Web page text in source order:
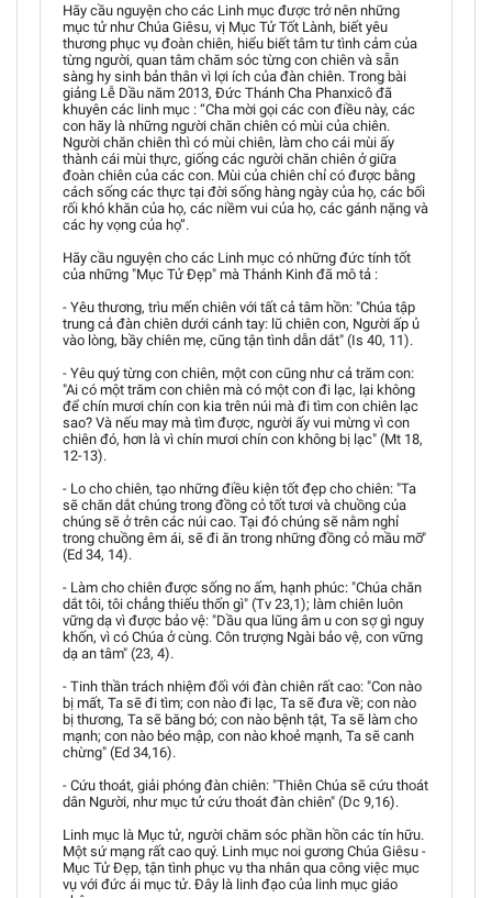
Hãy cầu nguyện cho các Linh mục được trở nên những
mục tử như Chúa Giêsu, vị Mục Tử Tốt Lành, biết yêu
thương phục vụ đoàn chiên, hiểu biết tâm tư tình cảm của
từng người, quan tâm chăm sóc từng con chiên và sẵn
sàng hy sinh bản thân vì lợi ích của đàn chiên. Trong bài
giảng Lễ Dầu năm 2013, Đức Thánh Cha Phanxicô đã
khuyên các linh mục : “Cha mời gọi các con điều này, các
con hãy là những người chăn chiên có mùi của chiên.
Người chăn chiên thì có mùi chiên, làm cho cái mùi ấy
thành cái mùi thực, giống các người chăn chiên ở giữa
đoàn chiên của các con. Mùi của chiên chỉ có được bằng
cách sống các thực tại đời sống hàng ngày của họ, các bối
rối khó khăn của họ, các niềm vui của họ, các gánh nặng và
các hy vọng của họ”.
Hãy cầu nguyện cho các Linh mục có những đức tính tốt
của những "Mục Tử Đẹp" mà Thánh Kinh đã mô tả :
- Yêu thương, trìu mến chiên với tất cả tâm hồn: "Chúa tập
trung cả đàn chiên dưới cánh tay: lũ chiên con, Người ấp ủ
vào lòng, bầy chiên mẹ, cũng tận tình dẫn dắt" (Is 40, 11).
- Yêu quý từng con chiên, một con cũng như cả trăm con:
"Ai có một trăm con chiên mà có một con đi lạc, lại không
để chín mươi chín con kia trên núi mà đi tìm con chiên lạc
sao? Và nếu may mà tìm được, người ấy vui mừng vì con
chiên đó, hơn là vì chín mươi chín con không bị lạc" (Mt 18,
12-13).
- Lo cho chiên, tạo những điều kiện tốt đẹp cho chiên: "Ta
sẽ chăn dắt chúng trong đồng cỏ tốt tươi và chuồng của
chúng sẽ ở trên các núi cao. Tại đó chúng sẽ nằm nghỉ
trong chuồng êm ái, sẽ đi ăn trong những đồng cỏ mầu mỡ"
(Ed 34, 14).
- Làm cho chiên được sống no ấm, hạnh phúc: "Chúa chăn
dắt tôi, tôi chẳng thiếu thốn gì" (Tv 23,1); làm chiên luôn
vững dạ vì được bảo vệ: "Dầu qua lũng âm u con sợ gì nguy
khốn, vì có Chúa ở cùng. Côn trượng Ngài bảo vệ, con vững
dạ an tâm" (23, 4).
- Tinh thần trách nhiệm đối với đàn chiên rất cao: "Con nào
bị mất, Ta sẽ đi tìm; con nào đi lạc, Ta sẽ đưa về; con nào
bị thương, Ta sẽ băng bó; con nào bệnh tật, Ta sẽ làm cho
mạnh; con nào béo mập, con nào khoẻ mạnh, Ta sẽ canh
chừng" (Ed 34,16).
- Cứu thoát, giải phóng đàn chiên: "Thiên Chúa sẽ cứu thoát
dân Người, như mục tử cứu thoát đàn chiên" (Dc 9,16).
Linh mục là Mục tử, người chăm sóc phần hồn các tín hữu.
Một sứ mạng rất cao quý. Linh mục noi gương Chúa Giêsu -
Mục Tử Đẹp, tận tình phục vụ tha nhân qua công việc mục
vụ với đức ái mục tử. Đây là linh đạo của linh mục giáo